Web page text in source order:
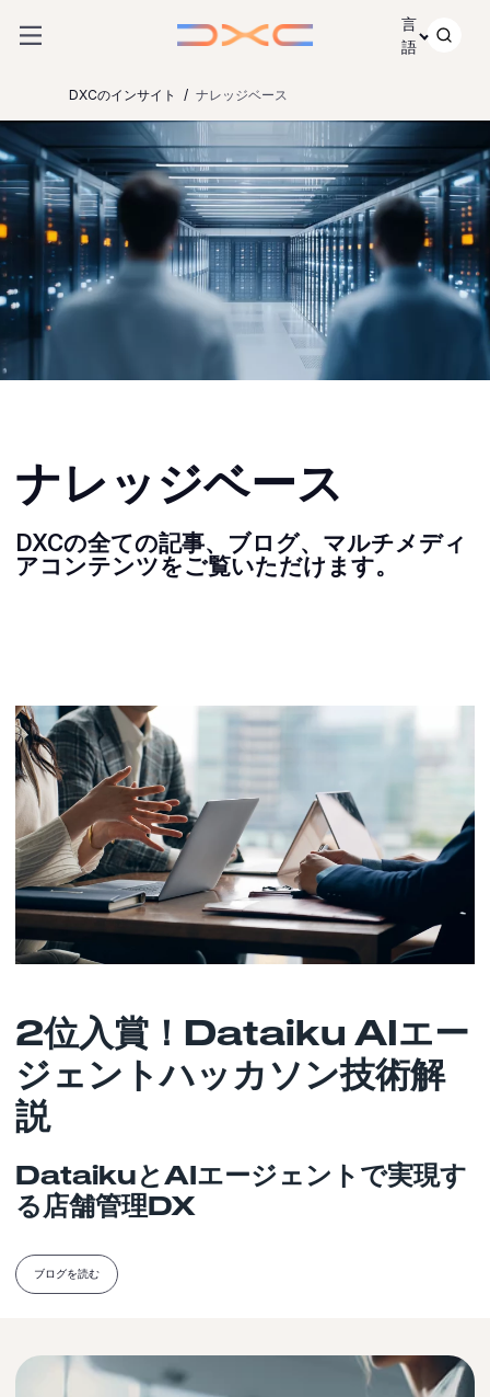
言
語
DXCのインサイト ナレッジベース
ナレッジベース
DXCの全ての記事、ブログ、マルチメディ
アコンテンツをご覧いただけます。
2位入賞！Dataiku AIエー
ジェントハッカソン技術解
説
DataikuとAIエージェントで実現す
る店舗管理DX
ブログを読む